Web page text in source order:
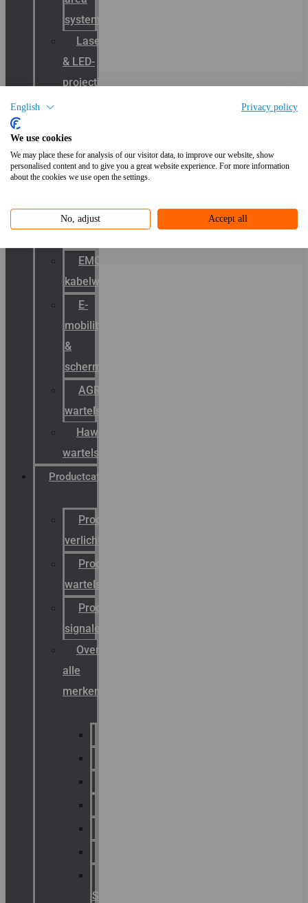
English Privacy policy
We use cookies
We may place these for analysis of our visitor data, to improve our website, show
personalised content and to give you a great website experience. For more information
about the cookies we use open the settings.
No, adjust Accept all
systemen
Laserbelijning
& LED-
projectie
Kabelwartels
Productcatalogus
ATEX
RVS
EMC
kabelwartels
E-
mobility
&
schermstromen
AGRO
wartels
Hawke
wartels
Productcatalogus
Productcatalogus
verlichting
Productcatalogus
wartels
Productcatalogus
signalering
Overzicht
alle
merken
Signaling